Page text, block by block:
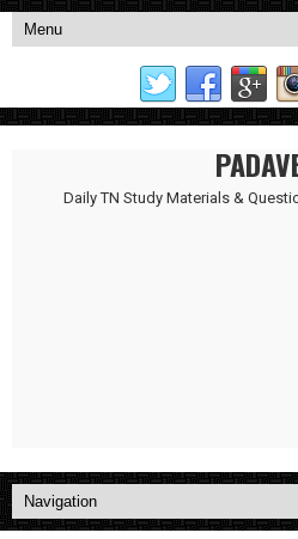
Daily TN Study Materials &